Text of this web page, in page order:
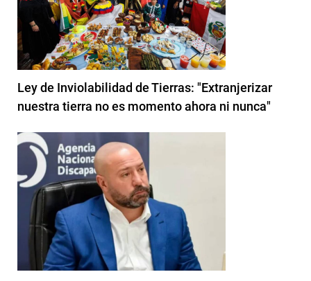
Ley de Inviolabilidad de Tierras: "Extranjerizar
nuestra tierra no es momento ahora ni nunca"